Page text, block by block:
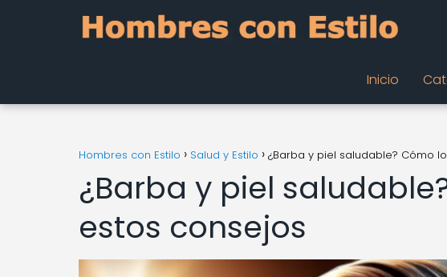
Inicio
Hombres con Estilo Salud y Estilo ¿Barba y piel saludable? Cómo
¿Barba y piel
estos consejos